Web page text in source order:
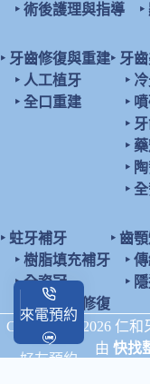
‣ 術後護理與指導 ‣
‣ 牙齒修復與重建
‣ 人工植牙
‣ 全口重建
‣ 牙
‣
‣
‣
‣
‣
‣
‣ 蛀牙補牙
‣ 樹脂填充補牙
‣全瓷冠
陶瓷鑲嵌修復
‣ 齒
‣
‣
Copyright © 2026 仁
由快找
來電預約
好友預約